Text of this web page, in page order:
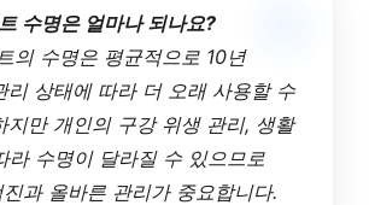
수명은 얼마나 되나요?
의 수명은 평균적으로 10년
리 상태에 따라 더 오래 사용할 수
지만 개인의 구강 위생 관리, 생활
라 수명이 달라질 수 있으므로
과 올바른 관리가 중요합니다.